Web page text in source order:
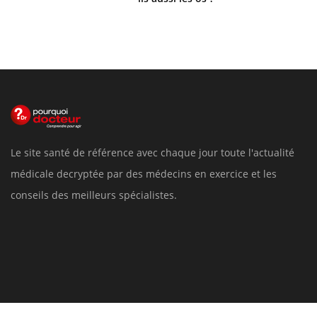
Le site santé de référence avec chaque jour toute l'actualité
médicale decryptée par des médecins en exercice et les
conseils des meilleurs spécialistes.